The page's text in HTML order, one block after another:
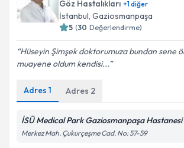
E-posta Adresiniz
Metni'ni okudum ve kişisel
kapsamda işlenmesini kabul
Göz Hastalıkları +1diğer
İstanbul, Gaziosmanpaşa
5 (30 Değerlendirme)
Hüseyin Şimşek doktorumuza bundan sene
muayene oldum kendisi...
Adres 1 Adres 2
İSÜ Medical Park Gaziosmanpaşa Hastanesi
Merkez Mah. Çukurçeşme Cad. No: 57-59